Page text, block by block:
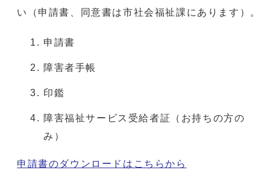
い（申請書、同意書は市社会福祉課にあります）。
申請書
障害者手帳
印鑑
障害福祉サービス受給者証（お持ちの方の
み）
申請書のダウンロードはこちらから